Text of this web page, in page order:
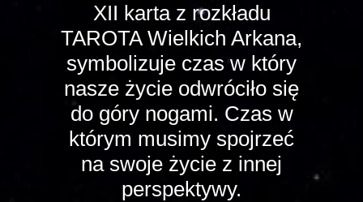
XII karta z rozkładu
TAROTA Wielkich Arkana,
symbolizuje czas w który
nasze życie odwróciło się
do góry nogami. Czas w
którym musimy spojrzeć
na swoje życie z innej
perspektywy.